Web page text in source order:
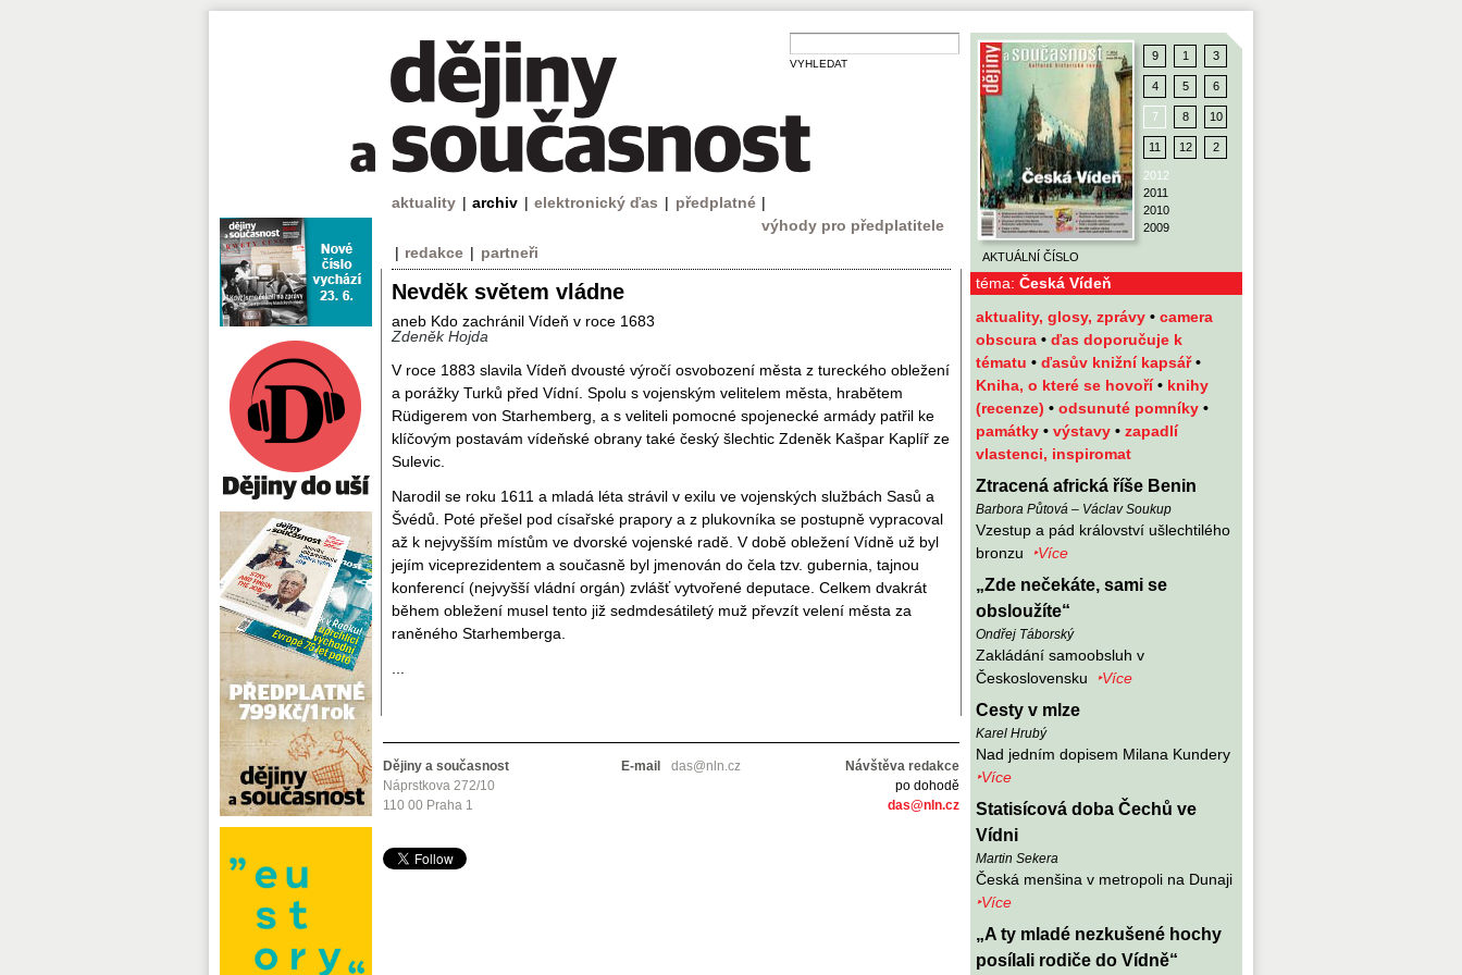
aktuality | archiv | elektronický ďas | předplatné |
výhody pro předplatitele
| redakce | partneři
VYHLEDAT
téma: Česká Vídeň
AKTUÁLNÍ ČÍSLO
9 1 3
4 5 6
7 8 10
11 12 2
2012
2011
2010
2009
aktuality, glosy, zprávy • camera
obscura • ďas doporučuje k
tématu • ďasův knižní kapsář•
Kniha, o které se hovoří• knihy
(recenze) • odsunuté pomníky •
památky • výstavy • zapadlí
vlastenci, inspiromat
Ztracená africká říše Benin
Barbora Půtová – Václav Soukup
Vzestup a pád království ušlechtilého
bronzu
‣Více
„Zde nečekáte, sami se
obsloužíte“
Ondřej Táborský
Zakládání samoobsluh v
Československu
‣Více
Cesty v mlze
Karel Hrubý
Nad jedním dopisem Milana Kundery
‣Více
Statisícová doba Čechů ve
Vídni
Martin Sekera
Česká menšina v metropoli na Dunaji
‣Více
„A ty mladé nezkušené hochy
posílali rodiče do Vídně“
Nevděk světem vládne
aneb Kdo zachránil Vídeň v roce 1683
Zdeněk Hojda
V roce 1883 slavila Vídeň dvousté výročí osvobození města z tureckého obležení
a porážky Turků před Vídní. Spolu s vojenským velitelem města, hrabětem
Rüdigerem von Starhemberg, a s veliteli pomocné spojenecké armády patřil ke
klíčovým postavám vídeňské obrany také český šlechtic Zdeněk Kašpar Kaplíř ze
Sulevic.
Narodil se roku 1611 a mladá léta strávil v exilu ve vojenských službách Sasů a
Švédů. Poté přešel pod císařské prapory a z plukovníka se postupně vypracoval
až k nejvyšším místům ve dvorské vojenské radě. V době obležení Vídně už byl
jejím viceprezidentem a současně byl jmenován do čela tzv. gubernia, tajnou
konferencí (nejvyšší vládní orgán) zvlášť vytvořené deputace. Celkem dvakrát
během obležení musel tento již sedmdesátiletý muž převzít velení města za
raněného Starhemberga.
...
Dějiny a současnost
Náprstkova 272/10
110 00 Praha 1
E-mail das@nln.cz
Návštěva redakce
po dohodě
das@nln.cz